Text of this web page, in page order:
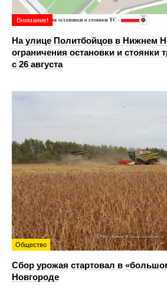
Внимание!
На улице Политбойцов в Нижнем
ограничения остановки и стоянки
с 26 августа
Общество
Сбор урожая стартовал в
Новгороде